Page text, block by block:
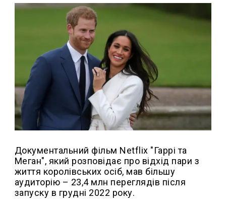
Документальний фільм Netflix "Гаррі та
Меган", який розповідає про відхід пари з
життя королівських осіб, мав більшу
аудиторію – 23,4 млн переглядів після
запуску в грудні 2022 року.